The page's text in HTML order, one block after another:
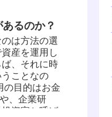
った方々に
一緒にしま
50万円ずつ
月1日頃反
落から回復
るのか？
は方法の選
産を運用し
、それに時
ことなの
の目的はお金
、企業研
資家と呼ば